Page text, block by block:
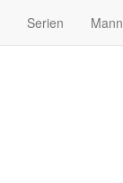
Serien